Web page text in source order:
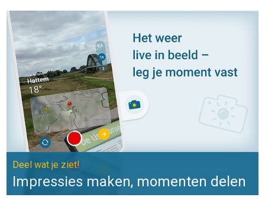
Impressies maken, momenten delen. Deel wat je ziet!. . .
Deel wat je ziet!
Impressies maken, momenten delen